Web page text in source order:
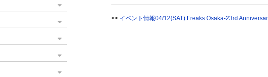
<< イベント情報04/12(SAT) Freaks Osaka-23rd